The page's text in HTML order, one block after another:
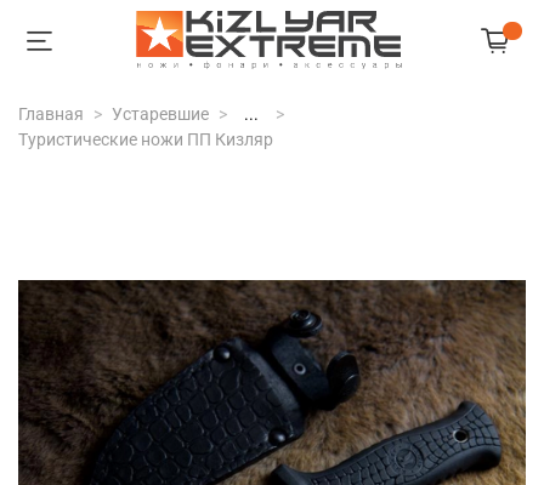
Главная Устаревшие
...
Туристические ножи ПП Кизляр